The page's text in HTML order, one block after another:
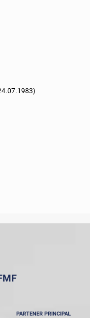
PARTENER PRINCIPAL